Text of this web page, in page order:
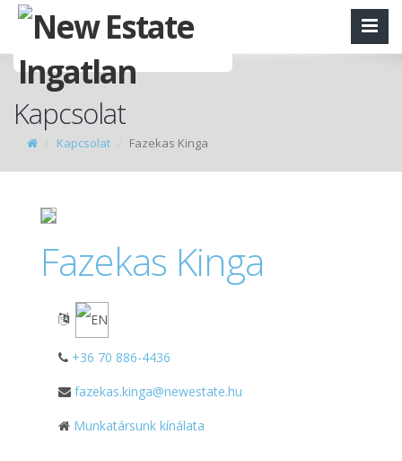
Kapcsolat
Kapcsolat Fazekas Kinga
Fazekas Kinga
+36 70 886-4436
fazekas.kinga@newestate.hu
Munkatársunk kínálata